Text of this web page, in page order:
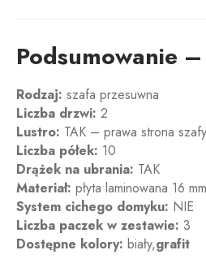
Podsumowanie
Rodzaj: szafa przesuwna
Liczba drzwi: 2
Lustro: TAK – prawa strona szafy
Liczba półek: 10
Drążek na ubrania: TAK
Materiał: płyta laminowana 16
System cichego domyku: NIE
Liczba paczek w zestawie: 3
Dostępne kolory: biały,grafit